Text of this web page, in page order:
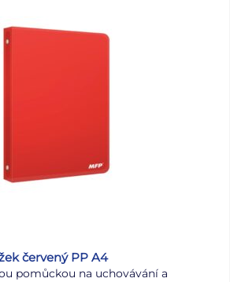
červený PP A4
pomůckou na uchovávání a